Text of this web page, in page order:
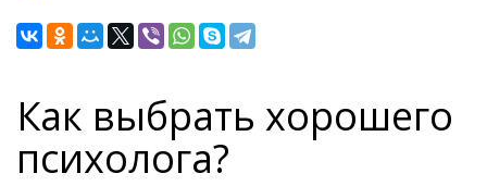
Как выбрать хорошего
психолога?